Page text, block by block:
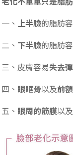
一、 上半臉的脂肪
二、 下半臉的脂肪
三、皮膚容易失去
四、 眼眶骨以及前
五、 眼周的筋膜以及